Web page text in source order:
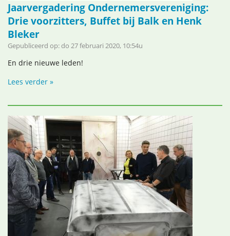
Jaarvergadering Ondernemersvereniging:
Drie voorzitters, Buffet bij Balk en Henk
Bleker
Gepubliceerd op: do 27 februari 2020, 10:54u
En drie nieuwe leden!
Lees verder »